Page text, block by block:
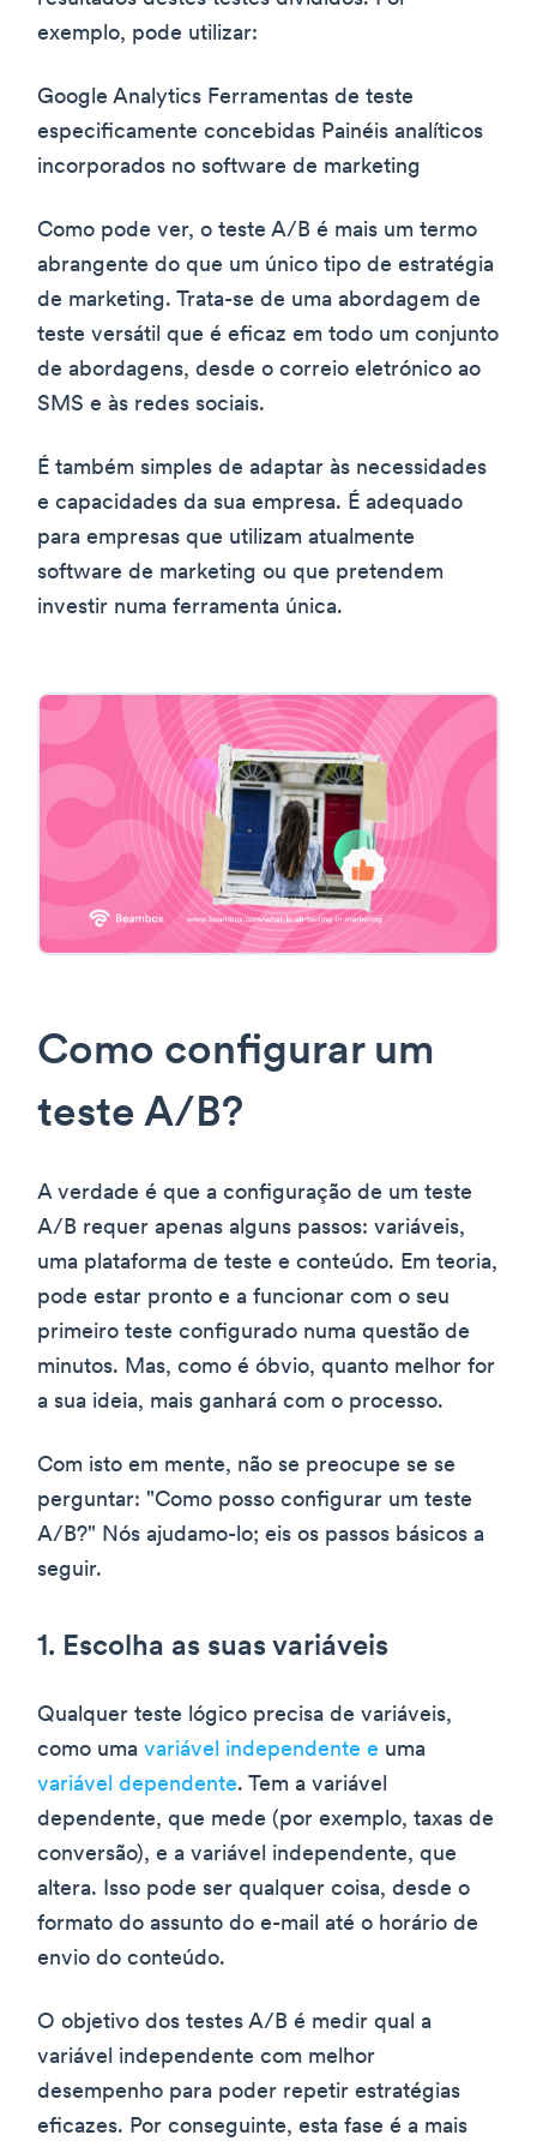
exemplo, pode utilizar:
Google Analytics Ferramentas de teste
especificamente concebidas Painéis analíticos
incorporados no software de marketing
Como pode ver, o teste A/B é mais um termo
abrangente do que um único tipo de estratégia
de marketing. Trata-se de uma abordagem de
teste versátil que é eficaz em todo um conjunto
de abordagens, desde o correio eletrónico ao
SMS e às redes sociais.
É também simples de adaptar às necessidades
e capacidades da sua empresa. É adequado
para empresas que utilizam atualmente
software de marketing ou que pretendem
investir numa ferramenta única.
Como configurar um
teste A/B?
A verdade é que a configuração de um teste
A/B requer apenas alguns passos: variáveis,
uma plataforma de teste e conteúdo. Em teoria,
pode estar pronto e a funcionar com o seu
primeiro teste configurado numa questão de
minutos. Mas, como é óbvio, quanto melhor for
a sua ideia, mais ganhará com o processo.
Com isto em mente, não se preocupe se se
perguntar: "Como posso configurar um teste
A/B?" Nós ajudamo-lo; eis os passos básicos a
seguir.
1. Escolha as suas variáveis
Qualquer teste lógico precisa de variáveis,
como uma variável independente e uma
variável dependente. Tem a variável
dependente, que mede (por exemplo, taxas de
conversão), e a variável independente, que
altera. Isso pode ser qualquer coisa, desde o
formato do assunto do e-mail até o horário de
envio do conteúdo.
O objetivo dos testes A/B é medir qual a
variável independente com melhor
desempenho para poder repetir estratégias
eficazes. Por conseguinte, esta fase é a mais